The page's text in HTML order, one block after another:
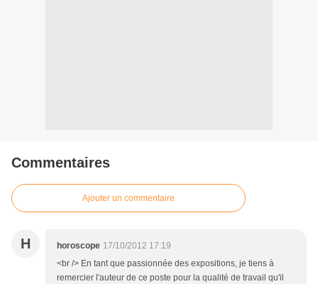
Commentaires
Ajouter un commentaire
H horoscope 17/10/2012 17:19
<br /> En tant que passionnée des expositions, je tiens à
remercier l'auteur de ce poste pour la qualité de travail qu'il